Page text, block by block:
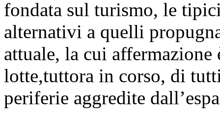
fondata sul turismo, le
alternativi a quelli
attuale, la cui affermazione
lotte,tuttora in corso, di
periferie aggredite